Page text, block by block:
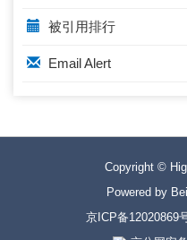
被引用排行
Email Alert
Copyright ©
Powered by
京ICP备12020869